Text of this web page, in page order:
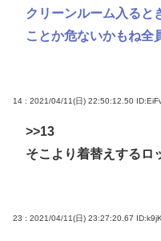
クリーンルーム入ると
ことか危ないかもね全
14 : 2021/04/11(日) 22:50:12.50
>>13
そこより着替えするロ
23 : 2021/04/11(日) 23:27:20.67